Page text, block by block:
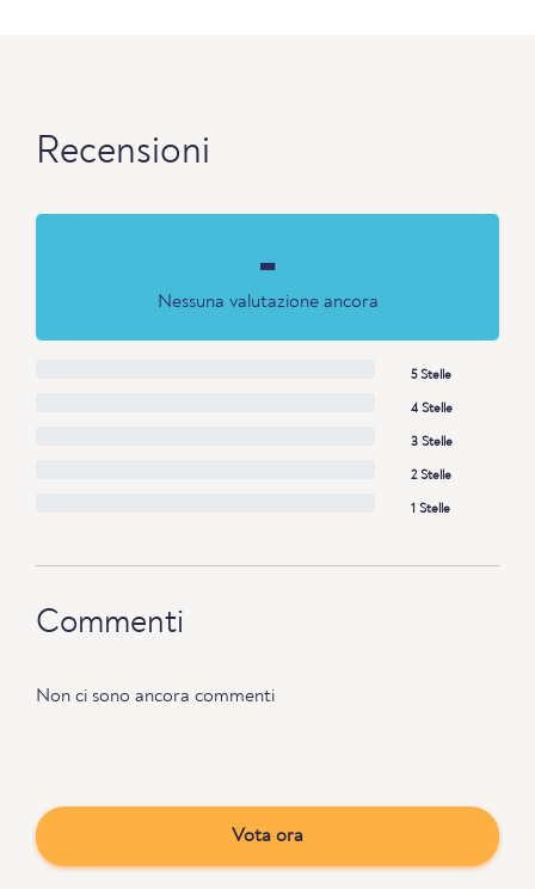
Recensioni
-
Nessuna valutazione ancora
5 Stelle
4 Stelle
3 Stelle
2 Stelle
1 Stelle
Commenti
Non ci sono ancora commenti
Vota ora